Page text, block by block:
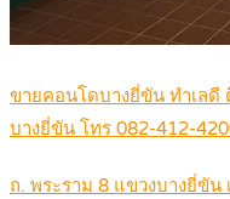
ขายคอนโดบางยี่ขัน ทำเลดี
บางยี่ขัน โทร 082-412-
ถ. พระราม 8 แขวงบางยี่ขั